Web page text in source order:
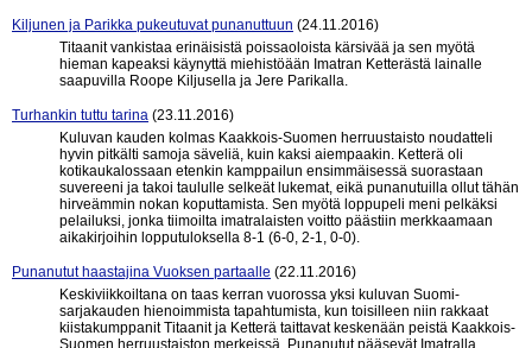
Kiljunen ja Parikka pukeutuvat punanuttuun (24.11.2016)
Titaanit vankistaa erinäisistä poissaoloista kärsivää ja sen myötä
hieman kapeaksi käynyttä miehistöään Imatran Ketterästä lainalle
saapuvilla Roope Kiljusella ja Jere Parikalla.
Turhankin tuttu tarina (23.11.2016)
Kuluvan kauden kolmas Kaakkois-Suomen herruustaisto noudatteli
hyvin pitkälti samoja säveliä, kuin kaksi aiempaakin. Ketterä oli
kotikaukalossaan etenkin kamppailun ensimmäisessä suorastaan
suvereeni ja takoi taululle selkeät lukemat, eikä punanutuilla ollut tähän
hirveämmin nokan koputtamista. Sen myötä loppupeli meni pelkäksi
pelailuksi, jonka tiimoilta imatralaisten voitto päästiin merkkaamaan
aikakirjoihin lopputuloksella 8-1 (6-0, 2-1, 0-0).
Punanutut haastajina Vuoksen partaalle (22.11.2016)
Keskiviikkoiltana on taas kerran vuorossa yksi kuluvan Suomi-
sarjakauden hienoimmista tapahtumista, kun toisilleen niin rakkaat
kiistakumppanit Titaanit ja Ketterä taittavat keskenään peistä Kaakkois-
Suomen herruustaiston merkeissä. Punanutut pääsevät Imatralla